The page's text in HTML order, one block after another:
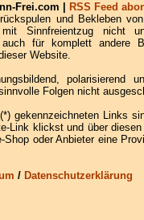
Frei.com |
RSS Feed
und Bekleben
Sinnfreientzug nicht
auch für komplett andere
Website.
polarisierend
Folgen nicht
gekennzeichneten Links
Link klickst und über
Shop oder Anbieter eine
/ Datenschutzerklärung